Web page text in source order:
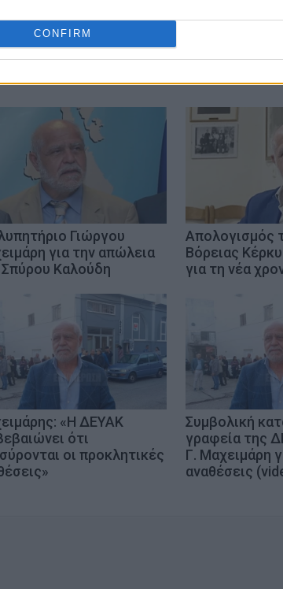
CONFIRM
Γιώργου
για την απώλεια
Καλούδη
Απολογισμός
Βόρειας
για τη νέα
«Η ΔΕΥΑΚ
ότι
οι προκλητικές
Συμβολική
γραφεία της
Γ. Μαχειμάρη
αναθέσεις